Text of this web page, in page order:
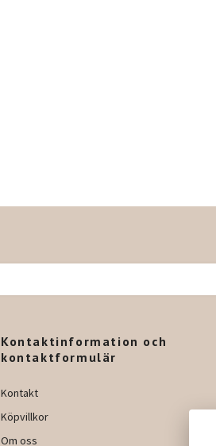
Kontaktinformation och
kontaktformulär
Kontakt
Köpvillkor
Om oss